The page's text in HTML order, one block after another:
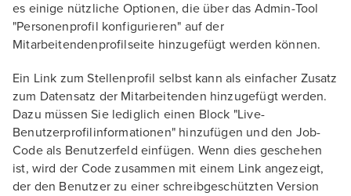
es einige nützliche Optionen, die über das Admin-Tool
"Personenprofil konfigurieren" auf der
Mitarbeitendenprofilseite hinzugefügt werden können.
Ein Link zum Stellenprofil selbst kann als einfacher Zusatz
zum Datensatz der Mitarbeitenden hinzugefügt werden.
Dazu müssen Sie lediglich einen Block "Live-
Benutzerprofilinformationen" hinzufügen und den Job-
Code als Benutzerfeld einfügen. Wenn dies geschehen
ist, wird der Code zusammen mit einem Link angezeigt,
der den Benutzer zu einer schreibgeschützten Version